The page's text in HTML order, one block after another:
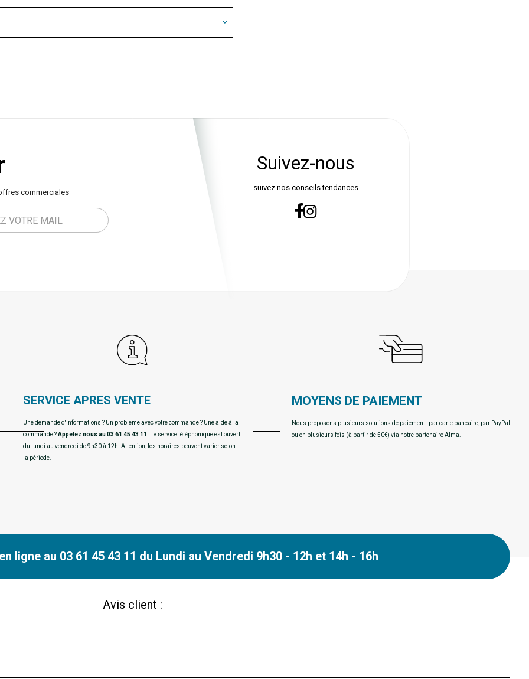
commerciales
Suivez-nous
suivez nos conseils tendances
SERVICE APRES VENTE
Une demande d'informations ? Un problème avec votre commande ? Une aide à la
commande ?Appelez nous au 03 61 45 43 11
. Le service téléphonique est ouvert
du lundi au vendredi de 9h30 à 12h. Attention, les horaires peuvent varier selon
la période.
MOYENS DE PAIEMENT
Nous proposons plusieurs solutions de paiement : par carte bancaire, par PayPal
ou en plusieurs fois (à partir de 50€) via notre partenaire Alma.
ligne au 03 61 45 43 11 du Lundi au Vendredi 9h30 - 12h et 14h - 16h
Avis client :